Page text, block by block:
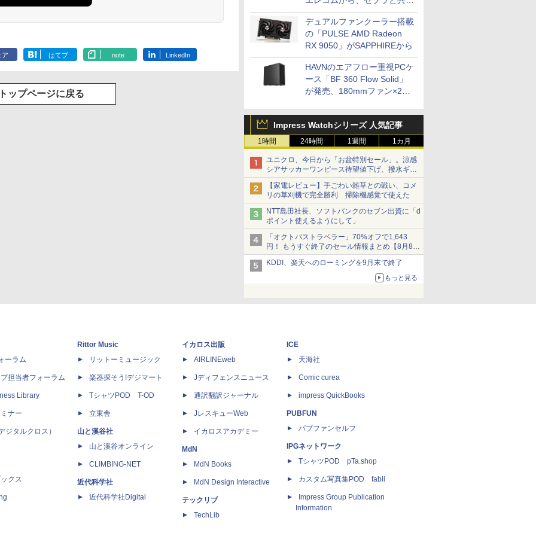
開発
デュアルファンクーラー搭載
の「PULSE AMD Radeon
RX 9050」がSAPPHIREから
HAVNのエアフロー重視PCケ
ース「BF 360 Flow Solid」
が発売、180mmファン×2搭
Impress Watchシリーズ 人気記事
1時間 24時間 1週間 1カ月
ユニクロ、今日から「お盆特別セール」。涼感
シアサッカーワンピース待望値下げ、撥水ギア
ショーツは1990円に
【家電レビュー】手ごわい雑草との戦い、コメ
リの草刈機で完全勝利 掃除機感覚で使えた
NTT島田社長、ソフトバンクのセブン出資に「d
ポイント使えるようにして」
「オクトパストラベラー」70%オフで1,643
円！ もうすぐ終了のセール情報まとめ【8月8日
更新】
ニンテンドーeショップでは「大神 絶景版」が
KDDI、楽天へのローミングを9月末で終了
もっと見る
ア はてブ note LinkedIn
トップページに戻る
ーラム
担当者フォーラム
Library
ナー
ジタルクロス）
クス
Rittor Music
リットーミュージック
楽器探そう!デジマート
TシャツPOD T-OD
立東舎
山と溪谷社
山と溪谷オンライン
CLIMBING-NET
近代科学社
近代科学社Digital
イカロス出版
AIRLINEweb
Jディフェンスニュース
通訳翻訳ジャーナル
JレスキューWeb
イカロスアカデミー
MdN
MdN Books
MdN Design Interactive
テックリブ
TechLib
ICE
天海社
Comic curea
impress QuickBooks
PUBFUN
パブファンセルフ
IPGネットワーク
TシャツPOD pTa.shop
カスタム写真集POD fabli
Impress Group Publication
Information